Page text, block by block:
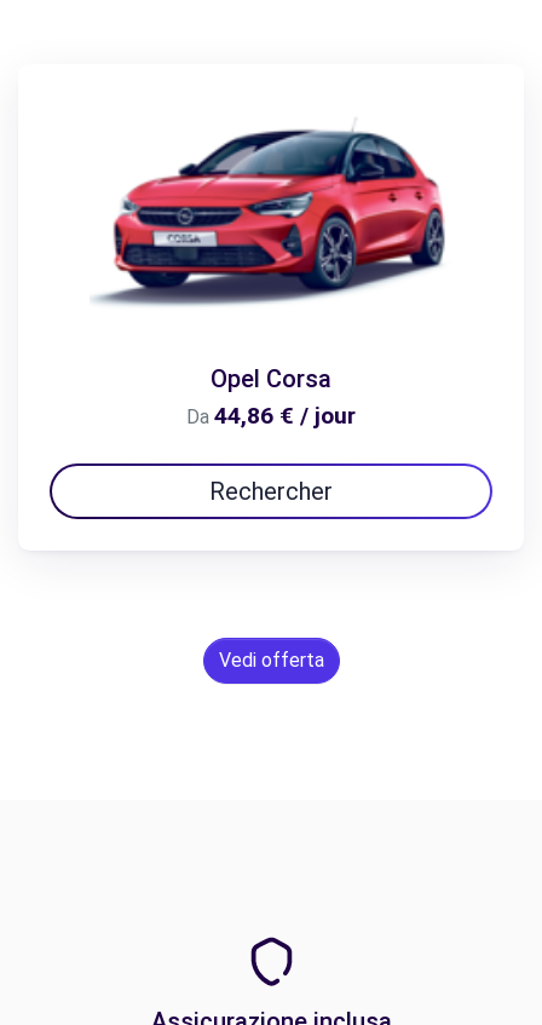
Opel Corsa
Da 44,86 € / jour
Rechercher
Vedi offerta